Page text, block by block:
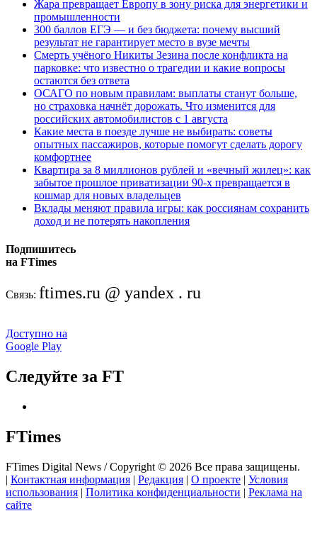
Жара превращает Европу в зону риска для энергетики и
промышленности
300 баллов ЕГЭ — и без бюджета: почему высший
результат не гарантирует место в вузе мечты
Смерть учёного Никиты Зезина после конфликта на
парковке: что известно о трагедии и какие вопросы
остаются без ответа
ОСАГО по новым правилам: выплаты станут больше,
но страховка начнёт дорожать. Что изменится для
российских автомобилистов с 1 августа
Какие места в поезде лучше не выбирать: советы
опытных пассажиров, которые помогут сделать дорогу
комфортнее
Квартира за 8 миллионов рублей и «вечный жилец»: как
забытое прошлое приватизации 90-х превращается в
кошмар для новых владельцев
Вклады меняют правила игры: как россиянам сохранить
доход и не потерять накопления
Подпишитесь
на FTimes
Связь: ftimes.ru @ yandex . ru
Доступно на
Google Play
Следуйте за FT
FTimes
FTimes Digital News / Copyright © 2026 Все права защищены.
| Контактная информация | Редакция | О проекте | Условия
использования | Политика конфиденциальности | Реклама на
сайте